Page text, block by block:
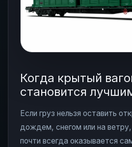
Когда крытый
становится
Если груз нельзя оставить
дождем, снегом или на
почти всегда оказывается